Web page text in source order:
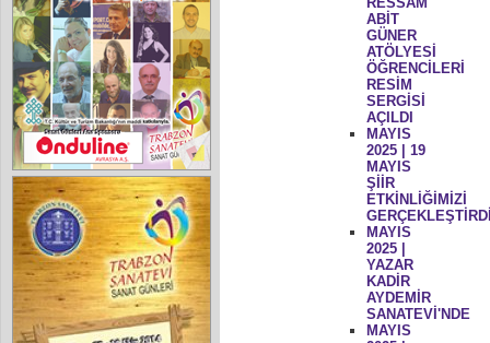
ABİT
GÜNER
ATÖLYESİ
ÖĞRENCİLERİ
RESİM
SERGİSİ
AÇILDI
MAYIS
2025 | 19
MAYIS
ŞİİR
ETKİNLİĞİMİZİ
MAYIS
2025 |
YAZAR
KADİR
AYDEMİR
SANATEVİ'NDE
MAYIS